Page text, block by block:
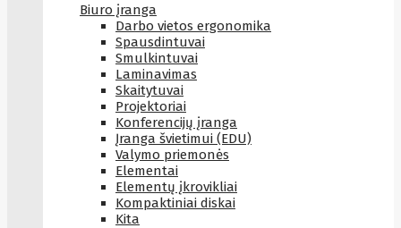
Biuro įranga
Darbo vietos ergonomika
Spausdintuvai
Smulkintuvai
Laminavimas
Skaitytuvai
Projektoriai
Konferencijų įranga
Įranga švietimui (EDU)
Valymo priemonės
Elementai
Elementų įkrovikliai
Kompaktiniai diskai
Kita